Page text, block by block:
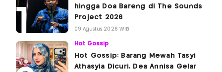
hingga Doa Bareng di The Sounds
Project 2026
09 Agustus 2026 WIB
Hot Gossip
Hot Gossip: Barang Mewah Tasyi
Athasyia Dicuri, Dea Annisa Gelar